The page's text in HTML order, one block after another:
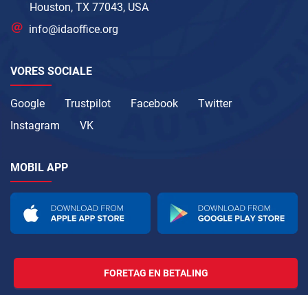
Houston, TX 77043, USA
info@idaoffice.org
VORES SOCIALE
Google Trustpilot Facebook
Twitter
Instagram
VK
MOBIL APP
FORETAG EN BETALING